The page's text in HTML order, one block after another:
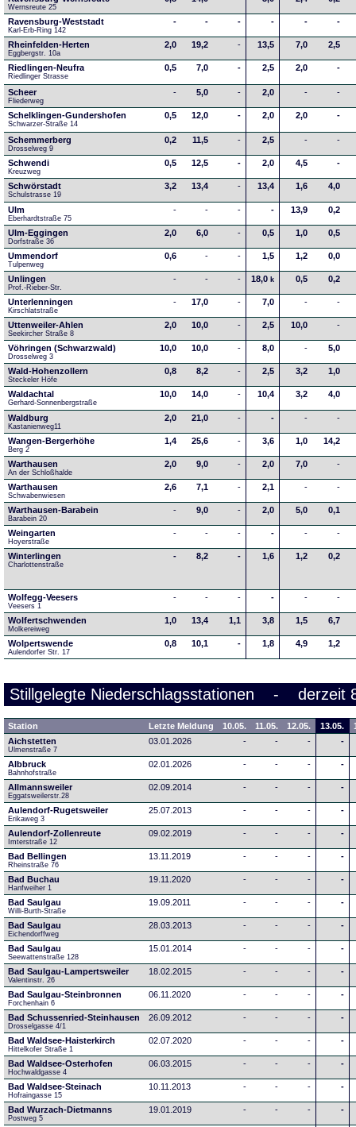
Wernsreute 25
Ravensburg-Weststadt
Karl-Erb-Ring 142
- - - - - -
Rheinfelden-Herten
Eggbergstr. 10a
2,0 19,2 - 13,5 7,0 2,5
Riedlingen-Neufra
Riedlinger Strasse
0,5 7,0 - 2,5 2,0 -
Scheer
Fliederweg
- 5,0 - 2,0 - -
Schelklingen-Gundershofen
Schwarzer-Straße 14
0,5 12,0 - 2,0 2,0 -
Schemmerberg
Drosselweg 9
0,2 11,5 - 2,5 - -
Schwendi
Kreuzweg
0,5 12,5 - 2,0 4,5 -
Schwörstadt
Schulstrasse 19
3,2 13,4 - 13,4 1,6 4,0
Ulm
Eberhardtstraße 75
- - - - 13,9 0,2
Ulm-Eggingen
Dorfstraße 36
2,0 6,0 - 0,5 1,0 0,5
Ummendorf
Tulpenweg
0,6 - - 1,5 1,2 0,0
Unlingen
Prof.-Rieber-Str.
- - - 18,0k 0,5 0,2
Unterlenningen
Kirschlatstraße
- 17,0 - 7,0 - -
Uttenweiler-Ahlen
Seekircher Straße 8
2,0 10,0 - 2,5 10,0 -
Vöhringen (Schwarzwald)
Drosselweg 3
10,0 10,0 - 8,0 - 5,0
Wald-Hohenzollern
Steckeler Höfe
0,8 8,2 - 2,5 3,2 1,0
Waldachtal
Gerhard-Sonnenbergstraße
10,0 14,0 - 10,4 3,2 4,0
Waldburg
Kastanienweg11
2,0 21,0 - - - -
Wangen-Bergerhöhe
Berg 2
1,4 25,6 - 3,6 1,0 14,2
Warthausen
An der Schloßhalde
2,0 9,0 - 2,0 7,0 -
Warthausen
Schwabenwiesen
2,6 7,1 - 2,1 - -
Warthausen-Barabein
Barabein 20
- 9,0 - 2,0 5,0 0,1
Weingarten
Hoyerstraße
- - - - - -
Winterlingen
Charlottenstraße
- 8,2 - 1,6 1,2 0,2
Wolfegg-Veesers
Veesers 1
- - - - - -
Wolfertschwenden
Molkereiweg
1,0 13,4 1,1 3,8 1,5 6,7
Wolpertswende
Aulendorfer Str. 17
0,8 10,1 - 1,8 4,9 1,2
Stillgelegte Niederschlagsstationen - derzeit
Station Letzte Meldung 10.05. 11.05. 12.05. 13.05.
Aichstetten
Ulmenstraße 7
03.01.2026 - - - -
Albbruck
Bahnhofstraße
02.01.2026 - - - -
Allmannsweiler
Eggatsweilerstr.28
02.09.2014 - - - -
Aulendorf-Rugetsweiler
Erikaweg 3
25.07.2013 - - - -
Aulendorf-Zollenreute
Imterstraße 12
09.02.2019 - - - -
Bad Bellingen
Rheinstraße 76
13.11.2019 - - - -
Bad Buchau
Hanfweiher 1
19.11.2020 - - - -
Bad Saulgau
Willi-Burth-Straße
19.09.2011 - - - -
Bad Saulgau
Eichendorffweg
28.03.2013 - - - -
Bad Saulgau
Seewattenstraße 128
15.01.2014 - - - -
Bad Saulgau-Lampertsweiler
Valentinstr. 26
18.02.2015 - - - -
Bad Saulgau-Steinbronnen
Forchenhain 6
06.11.2020 - - - -
Bad Schussenried-Steinhausen
Drosselgasse 4/1
26.09.2012 - - - -
Bad Waldsee-Haisterkirch
Hittelkofer Straße 1
02.07.2020 - - - -
Bad Waldsee-Osterhofen
Hochwaldgasse 4
06.03.2015 - - - -
Bad Waldsee-Steinach
Hofraingasse 15
10.11.2013 - - - -
Bad Wurzach-Dietmanns
Postweg 5
19.01.2019 - - - -